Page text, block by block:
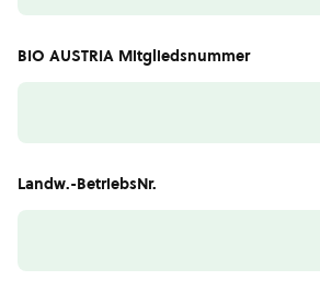
BIO AUSTRIA Mitgliedsnummer
Landw.-BetriebsNr.